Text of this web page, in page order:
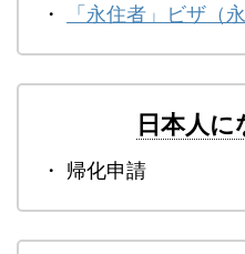
・ 「永住者」ビザ（
日本人に
・ 帰化申請